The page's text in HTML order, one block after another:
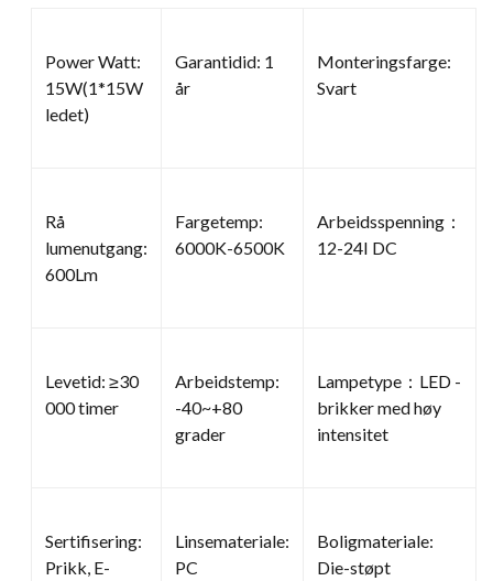
Power Watt:
15W(1*15W
ledet)
Garantidid: 1
år
Monteringsfarge:
Svart
Rå
lumenutgang:
600Lm
Fargetemp:
6000K-6500K
Arbeidsspenning：
12-24I DC
Levetid: ≥30
000 timer
Arbeidstemp:
-40~+80
grader
Lampetype：LED -
brikker med høy
intensitet
Sertifisering:
Prikk, E-
Linsemateriale:
PC
Boligmateriale:
Die-støpt